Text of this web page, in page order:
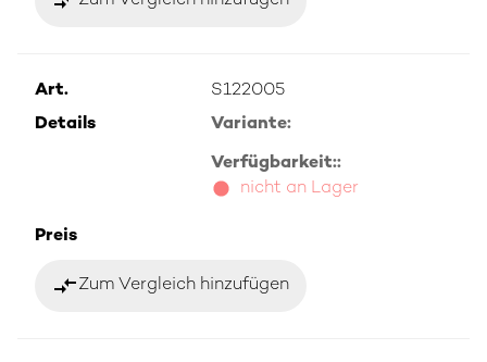
Art.
S122005
Details
Variante:
Verfügbarkeit::
nicht an Lager
Preis
compare_arrowsZum Vergleich hinzufügen